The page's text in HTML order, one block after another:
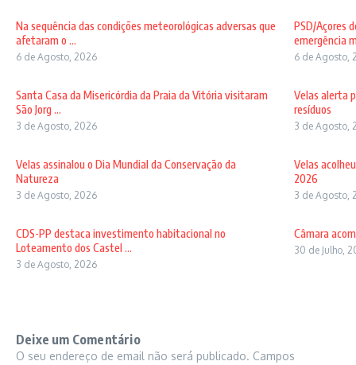
Na sequência das condições meteorológicas adversas que
afetaram o ...
6 de Agosto, 2026
PSD/Açores
emergência
6 de Agosto,
Santa Casa da Misericórdia da Praia da Vitória visitaram
São Jorg ...
3 de Agosto, 2026
Velas alerta
resíduos
3 de Agosto,
Velas assinalou o Dia Mundial da Conservação da
Natureza
3 de Agosto, 2026
Velas
2026
3 de Agosto,
CDS-PP destaca investimento habitacional no
Loteamento dos Castel ...
3 de Agosto, 2026
Câmara
30 de Julho,
Deixe um Comentário
O seu endereço de email não será publicado. Campos